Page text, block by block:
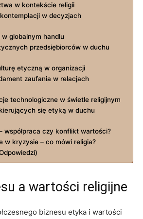
w kontekście religii
w decyzjach
globalnym handlu
przedsiębiorców w duchu
etyczną w organizacji
zaufania w relacjach
technologiczne w świetle religijnym
się etyką w duchu
współpraca czy konflikt wartości?
w kryzysie – co mówi religia?
a wartości religijne
biznesu etyka i wartości